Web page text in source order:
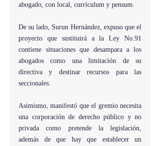
abogado, con local, currículum y pensum.
De su lado, Surun Hernández, expuso que el
proyecto que sustituirá a la Ley No.91
contiene situaciones que desampara a los
abogados como una limitación de su
directiva y destinar recursos para las
seccionales.
Asimismo, manifestó que el gremio necesita
una corporación de derecho público y no
privada como pretende la legislación,
además de que hay que establecer un